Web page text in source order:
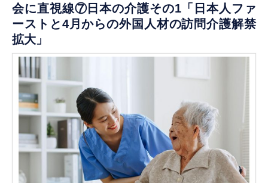
会に直視線⑦日本の介護その1「日本人ファ
ーストと4月からの外国人材の訪問介護解禁
拡大」